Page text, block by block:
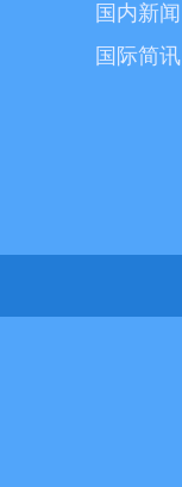
国内新闻
国际简讯